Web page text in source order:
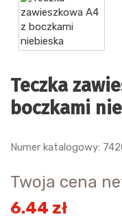
Teczka
boczkami
Numer katalogowy:
Twoja cena
6.44 zł